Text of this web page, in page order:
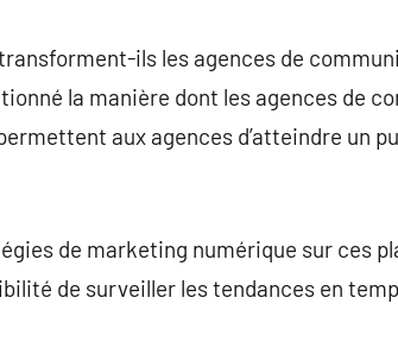
ils les agences de
la manière dont les agences de
aux agences d’atteindre un
de marketing numérique sur ces
de surveiller les tendances en